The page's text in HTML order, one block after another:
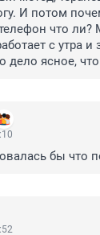
И потом
что ли?
с утра и
дело ясное,
бы что